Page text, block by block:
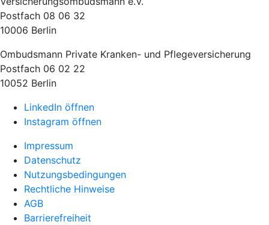
Postfach 08 06 32
10006 Berlin
Ombudsmann Private Kranken- und Pflegeversicherung
Postfach 06 02 22
10052 Berlin
LinkedIn öffnen
Instagram öffnen
Impressum
Datenschutz
Nutzungsbedingungen
Rechtliche Hinweise
AGB
Barrierefreiheit